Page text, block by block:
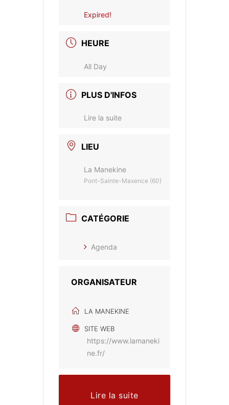
Expired!
HEURE
All Day
PLUS D'INFOS
Lire la suite
LIEU
La Manekine
Pont-Sainte-Maxence (60)
CATÉGORIE
Agenda
ORGANISATEUR
LA MANEKINE
SITE WEB
https://www.lamaneki
ne.fr/
Lire la suite